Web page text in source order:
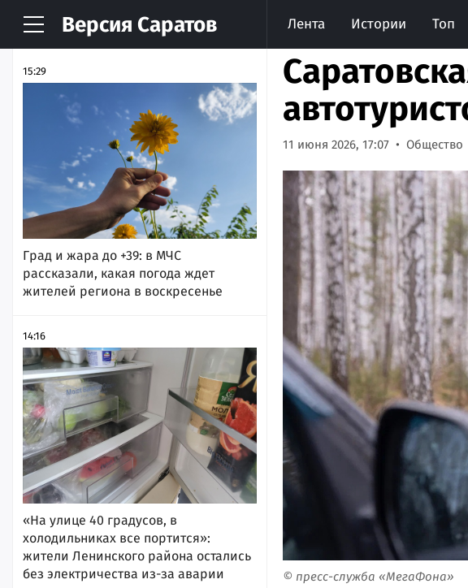
Версия Саратов Лента Истории Топ
НОВОСТИ АРХИВ
15:29
Град и жара до +39: в МЧС
рассказали, какая погода ждет
жителей региона в воскресенье
14:16
«На улице 40 градусов, в
холодильниках все портится»:
жители Ленинского района остались
без электричества из-за аварии
11 июня 2026, 17:07 Общество
© пресс-служба «МегаФона»